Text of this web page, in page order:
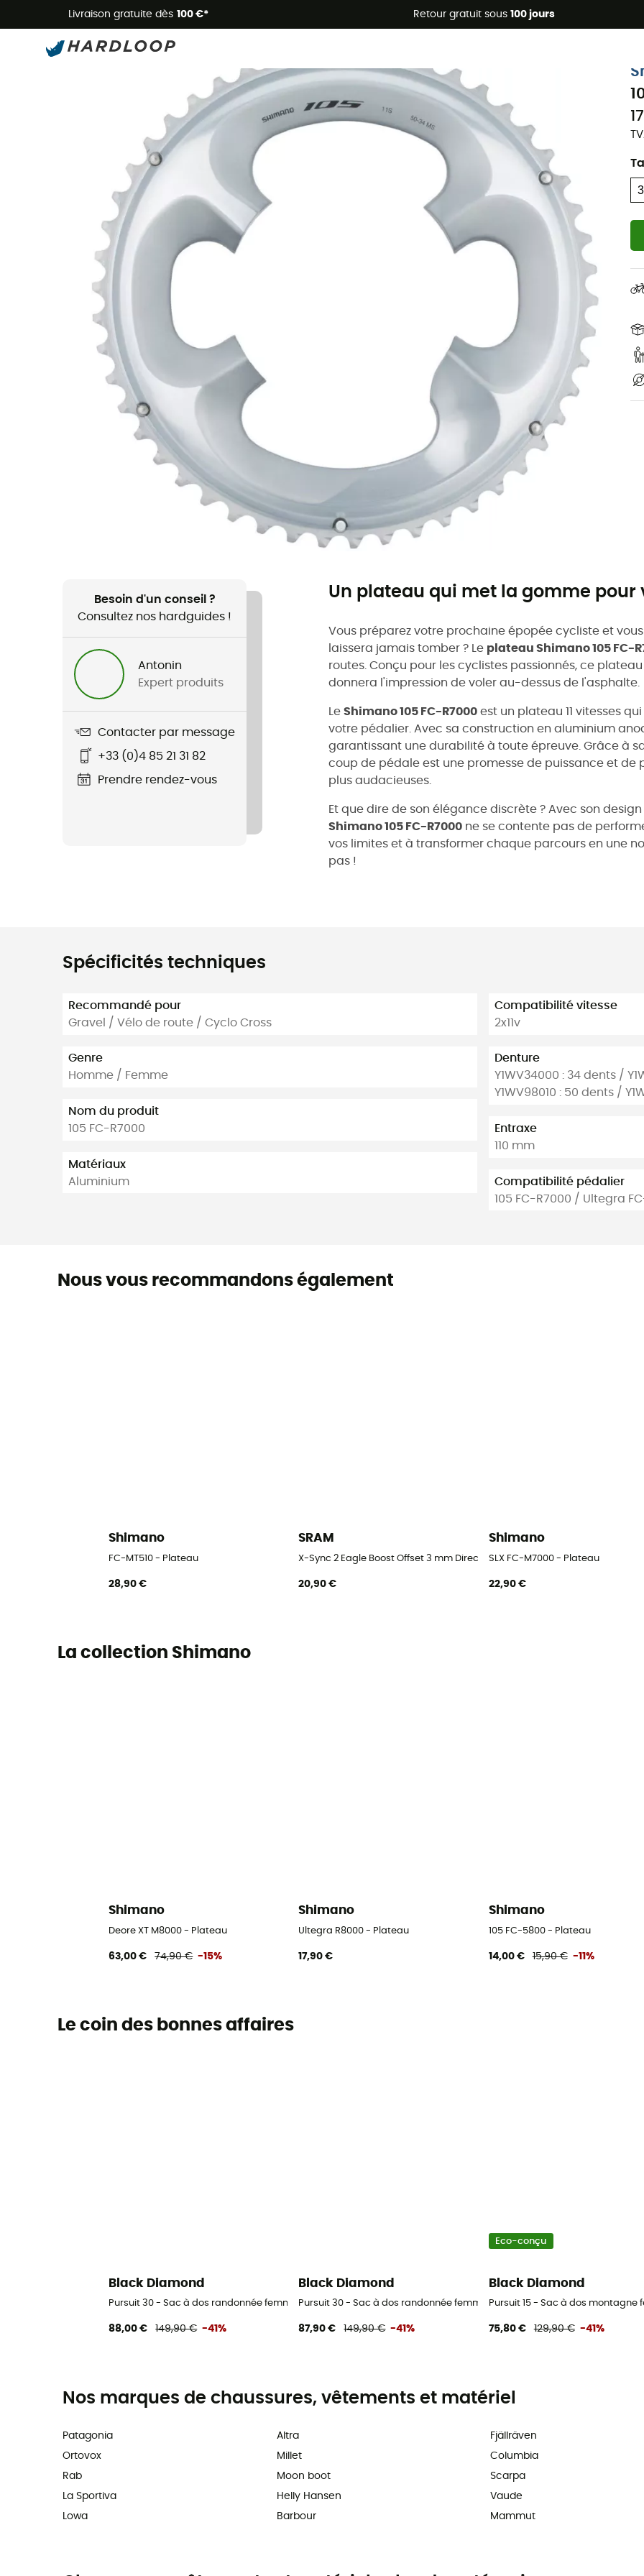
Livraison gratuite dès 100 €* Retour gratuit sous 100 jours
Promos d'été 🔥 -5 % EXTRA dès 2 produits* code Summer5
Besoin d'un conseil ?
Consultez nos hardguides !
Antonin
Expert produits
Contacter par message
+33 (0)4 85 21 31 82
Prendre rendez-vous
Un plateau qui met la gomme pour
Vous préparez votre prochaine épopée cycliste et
laissera jamais tomber ? Le plateau Shimano 105 FC-
routes. Conçu pour les cyclistes passionnés, ce
donnera l'impression de voler au-dessus de l'asphalte.
Le Shimano 105 FC-R7000 est un plateau 11 vitesses
votre pédalier. Avec sa construction en aluminium
garantissant une durabilité à toute épreuve. Grâce à
coup de pédale est une promesse de puissance et de
plus audacieuses.
Et que dire de son élégance discrète ? Avec son
Shimano 105 FC-R7000 ne se contente pas de
vos limites et à transformer chaque parcours en une
pas !
Spécificités techniques
Recommandé pour
Gravel / Vélo de route / Cyclo Cross
Genre
Homme / Femme
Nom du produit
105 FC-R7000
Matériaux
Aluminium
Compatibilité vitesse
2x11v
Denture
Y1WV34000 : 34 dents /
Y1WV98010 : 50 dents /
Entraxe
110 mm
Compatibilité pédalier
105 FC-R7000 / Ultegra
Nous vous recommandons également
Shimano
FC-MT510 - Plateau
28,90 €
SRAM
X-Sync 2 Eagle Boost Offset 3 mm Direct Mount 11/12V - Plateau
20,90 €
Shimano
SLX FC-M7000 - Plateau
22,90 €
La collection Shimano
Shimano
Deore XT M8000 - Plateau
63,00 € 74,90 € -15%
Shimano
Ultegra R8000 - Plateau
17,90 €
Shimano
105 FC-5800 - Plateau
14,00 € 15,90 € -11%
Le coin des bonnes affaires
Black Diamond
Pursuit 30 - Sac à dos randonnée femme
88,00 € 149,90 € -41%
Black Diamond
Pursuit 30 - Sac à dos randonnée femme
87,90 € 149,90 € -41%
Eco-conçu
Black Diamond
Pursuit 15 - Sac à dos montagne
75,80 € 129,90 € -41%
Nos marques de chaussures, vêtements et matériel
Patagonia
Ortovox
Rab
La Sportiva
Lowa
Altra
Millet
Moon boot
Helly Hansen
Barbour
Fjällräven
Columbia
Scarpa
Vaude
Mammut